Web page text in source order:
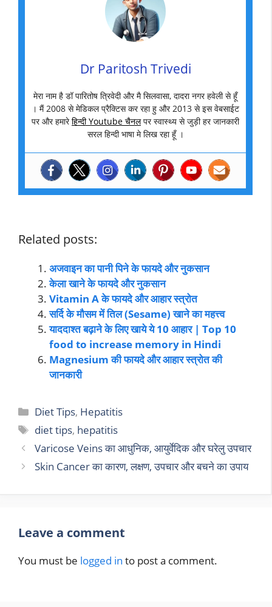
Dr Paritosh Trivedi
मेरा नाम है डॉ पारितोष त्रिवेदी और मै सिलवासा, दादरा नगर हवेली से हूँ
। मैं 2008 से मेडिकल प्रैक्टिस कर रहा हु और 2013 से इस वेबसाईट
पर और हमारेहिन्दी Youtube चैनलपर स्वास्थ्य से जुड़ी हर जानकारी
सरल हिन्दी भाषा मे लिख रहा हूँ ।
Related posts:
अजवाइन का पानी पिने के फायदे और नुकसान
केला खाने के फायदे और नुकसान
Vitamin A के फायदे और आहार स्त्रोत
सर्दि के मौसम में तिल (Sesame) खाने का महत्त्व
याददाश्त बढ़ाने के लिए खाये ये 10 आहार | Top 10
food to increase memory in Hindi
Magnesium की फायदे और आहार स्त्रोत की
जानकारी
Diet Tips, Hepatitis
diet tips, hepatitis
Varicose Veins का आधुनिक, आयुर्वेदिक और घरेलु उपचार
Skin Cancer का कारण, लक्षण, उपचार और बचने का उपाय
Leave a comment
You must be logged in to post a comment.